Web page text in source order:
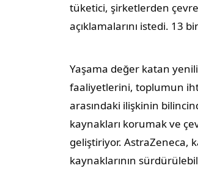
tüketici, şirketlerden
açıklamalarını istedi. 13
Yaşama değer katan
faaliyetlerini, toplumun
arasındaki ilişkinin
kaynakları korumak ve
geliştiriyor. AstraZeneca,
kaynaklarının